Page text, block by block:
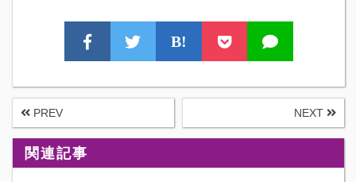
B!
PREV NEXT
関連記事